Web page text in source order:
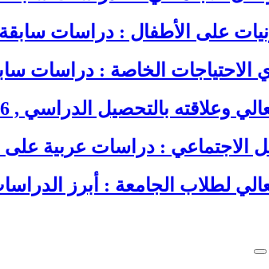
على الأطفال : دراسات سابقة
الاحتياجات الخاصة : دراسات
وعلاقته بالتحصيل الدراسي , 6 دراسات عربية وأجنبية
الاجتماعي : دراسات عربية
لطلاب الجامعة : أبرز